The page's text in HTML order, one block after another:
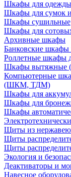
Шкафы для одежды
Шкафы для сумок
Шкафы сушильные
Шкафы для
Архивные шкафы
Банковские шкафы
Роллетные шкафы
Шкафы
Компьютерные
(ШКМ, ТДМ)
Шкафы для
Шкафы для
Шкафы
Щиты из
Щиты
Щиты
Экология и
Деактиваторы и
Навесное